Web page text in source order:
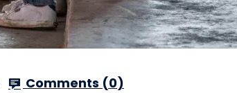
Comments (0)